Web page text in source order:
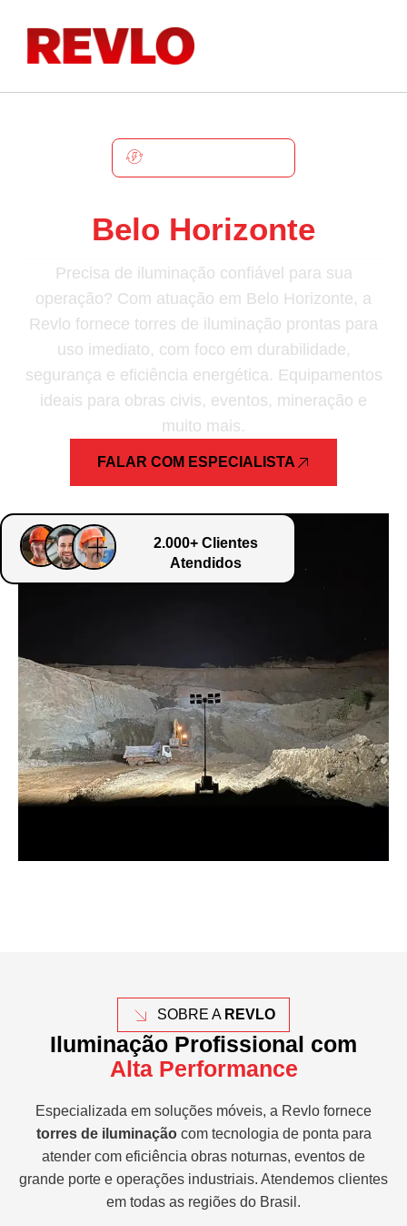
Belo Horizonte
Precisa de iluminação confiável para sua
operação? Com atuação em Belo Horizonte, a
Revlo fornece torres de iluminação prontas para
uso imediato, com foco em durabilidade,
segurança e eficiência energética. Equipamentos
ideais para obras civis, eventos, mineração e
muito mais.
FALAR COM ESPECIALISTA
2.000+ Clientes
Atendidos
SOBRE A REVLO
Iluminação Profissional com
Alta Performance
Especializada em soluções móveis, a Revlo fornece
torres de iluminaçãocom tecnologia de ponta para
atender com eficiência obras noturnas, eventos de
grande porte e operações industriais. Atendemos clientes
em todas as regiões do Brasil.